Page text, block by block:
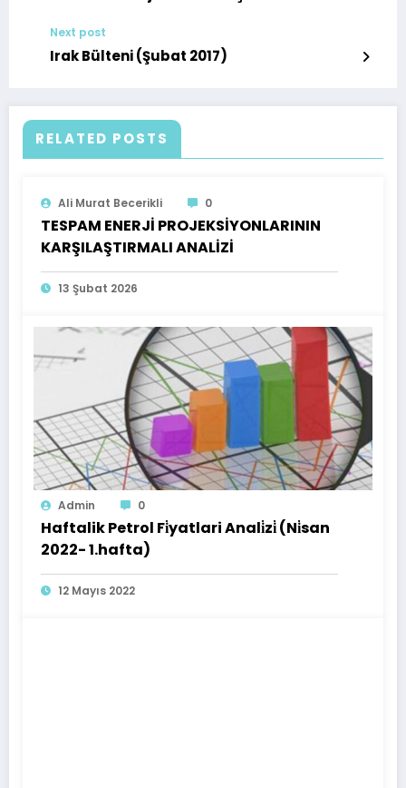
Next post
Irak Bülteni (Şubat 2017)
RELATED POSTS
Ali Murat Becerikli 0
TESPAM ENERJİ PROJEKSİYONLARININ
KARŞILAŞTIRMALI ANALİZİ
13 Şubat 2026
Admin 0
Haftalik Petrol Fi̇yatlari Anali̇zi̇ (Ni̇san
2022- 1.hafta)
12 Mayıs 2022